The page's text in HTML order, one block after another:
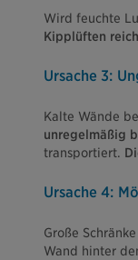
Wird feuchte
Kipplüften
Ursache 3:
Kalte Wände
unregelmäßig
transportiert.
Ursache 4:
Große
Wand hinter